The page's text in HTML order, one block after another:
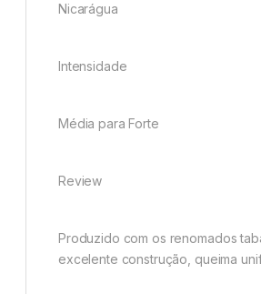
Nicarágua
Intensidade
Média para Forte
Review
Produzido com os renomados
excelente construção, queima